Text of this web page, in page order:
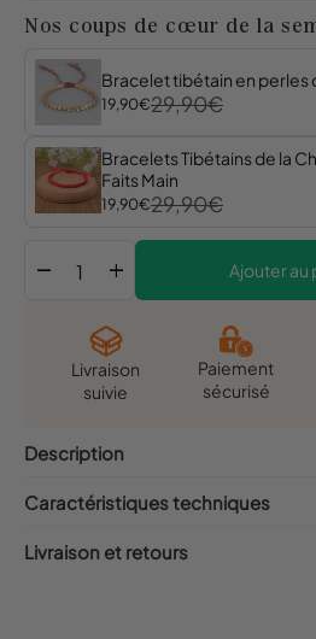
Nos coups de cœur de la
Bracelet tibétain en perles
19,90€29,90€
Bracelets Tibétains de la
Faits Main
19,90€29,90€
remove add Ajouter au
Livraison
suivie
Paiement
sécurisé
Description
Caractéristiques techniques
Livraison et retours